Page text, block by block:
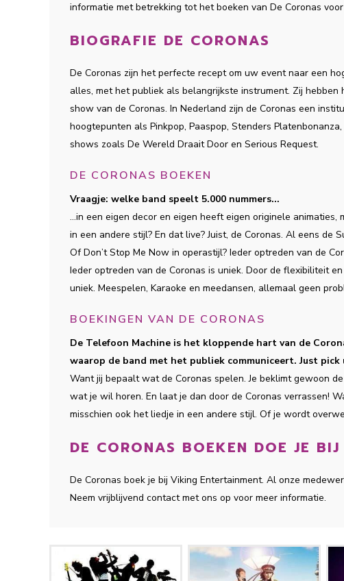
informatie met betrekking tot het boeken van De Coronas
BIOGRAFIE DE CORONAS
De Coronas zijn het perfecte recept om uw event naar een
alles, met het publiek als belangrijkste instrument. Zij
show van de Coronas. In Nederland zijn de Coronas een
hoogtepunten als Pinkpop, Paaspop, Stenders
shows zoals De Wereld Draait Door en Serious Request.
DE CORONAS BOEKEN
Vraagje: welke band speelt 5.000 nummers...
...in een eigen decor en eigen heeft eigen originele
in een andere stijl? En dat live? Juist, de Coronas. Al eens
Of Don’t Stop Me Now in operastijl? Ieder optreden van de
Ieder optreden van de Coronas is uniek. Door de flexibiliteit
uniek. Meespelen, Karaoke en meedansen, allemaal geen
BOEKINGEN VAN DE CORONAS
De Telefoon Machine is het kloppende hart van de
waarop de band met het publiek communiceert. Just pick
Want jij bepaalt wat de Coronas spelen. Je beklimt gewoon
wat je wil horen. En laat je dan door de Coronas verrassen!
misschien ook het liedje in een andere stijl. Of je wordt
DE CORONAS BOEKEN DOE JE
De Coronas boek je bij Viking Entertainment. Al onze
Neem vrijblijvend contact met ons op voor meer informatie.